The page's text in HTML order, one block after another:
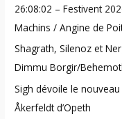
r
:
26:08:02 – Festivent
Machins / Angine de
Shagrath, Silenoz et
Dimmu Borgir/
Sigh dévoile le
Åkerfeldt d’Opeth